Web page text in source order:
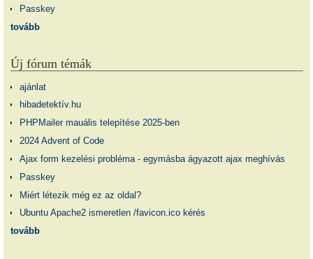
Passkey
tovább
Új fórum témák
ajánlat
hibadetektív.hu
PHPMailer mauális telepítése 2025-ben
2024 Advent of Code
Ajax form kezelési probléma - egymásba ágyazott ajax meghívás
Passkey
Miért létezik még ez az oldal?
Ubuntu Apache2 ismeretlen /favicon.ico kérés
tovább